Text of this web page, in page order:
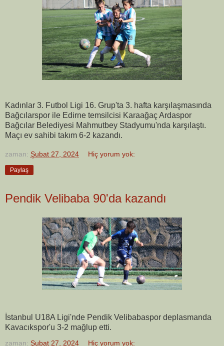
Kadınlar 3. Futbol Ligi 16. Grup'ta 3. hafta karşılaşmasında
Bağcılarspor ile Edirne temsilcisi Karaağaç Ardaspor
Bağcılar Belediyesi Mahmutbey Stadyumu'nda karşılaştı.
Maçı ev sahibi takım 6-2 kazandı.
zaman: Şubat 27, 2024 Hiç yorum yok:
Paylaş
Pendik Velibaba 90'da kazandı
İstanbul U18A Ligi'nde Pendik Velibabaspor deplasmanda
Kavacıkspor'u 3-2 mağlup etti.
zaman: Şubat 27, 2024 Hiç yorum yok: